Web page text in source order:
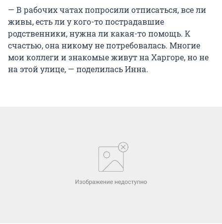
— В рабочих чатах попросили отписаться, все ли
живы, есть ли у кого-то пострадавшие
родственники, нужна ли какая-то помощь. К
счастью, она никому не потребовалась. Многие
мои коллеги и знакомые живут на Харгоре, но не
на этой улице, — поделилась Инна.